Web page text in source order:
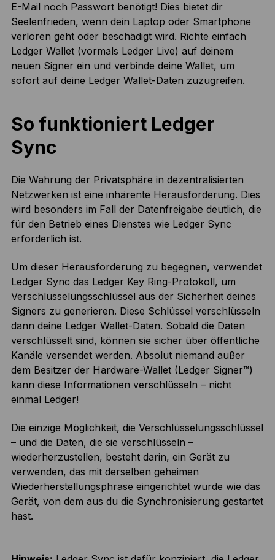
E-Mail noch Passwort benötigt! Dies bietet dir
Seelenfrieden, wenn dein Laptop oder Smartphone
verloren geht oder beschädigt wird. Richte einfach
Ledger Wallet (vormals Ledger Live) auf deinem
neuen Signer ein und verbinde deine Wallet, um
sofort auf deine Ledger Wallet-Daten zuzugreifen.
So funktioniert Ledger
Sync
Die Wahrung der Privatsphäre in dezentralisierten
Netzwerken ist eine inhärente Herausforderung. Dies
wird besonders im Fall der Datenfreigabe deutlich, die
für den Betrieb eines Dienstes wie Ledger Sync
erforderlich ist.
Um dieser Herausforderung zu begegnen, verwendet
Ledger Sync das Ledger Key Ring-Protokoll, um
Verschlüsselungsschlüssel aus der Sicherheit deines
Signers zu generieren. Diese Schlüssel verschlüsseln
dann deine Ledger Wallet-Daten. Sobald die Daten
verschlüsselt sind, können sie sicher über öffentliche
Kanäle versendet werden. Absolut niemand außer
dem Besitzer der Hardware-Wallet (Ledger Signer™)
kann diese Informationen verschlüsseln – nicht
einmal Ledger!
Die einzige Möglichkeit, die Verschlüsselungsschlüssel
– und die Daten, die sie verschlüsseln –
wiederherzustellen, besteht darin, ein Gerät zu
verwenden, das mit derselben geheimen
Wiederherstellungsphrase eingerichtet wurde wie das
Gerät, von dem aus du die Synchronisierung gestartet
hast.